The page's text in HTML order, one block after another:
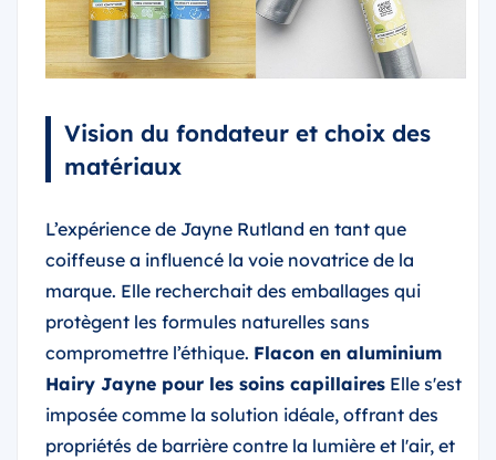
Vision du fondateur et choix des
matériaux
L’expérience de Jayne Rutland en tant que
coiffeuse a influencé la voie novatrice de la
marque. Elle recherchait des emballages qui
protègent les formules naturelles sans
compromettre l’éthique. Flacon en aluminium
Hairy Jayne pour les soins capillaires Elle s'est
imposée comme la solution idéale, offrant des
propriétés de barrière contre la lumière et l'air, et